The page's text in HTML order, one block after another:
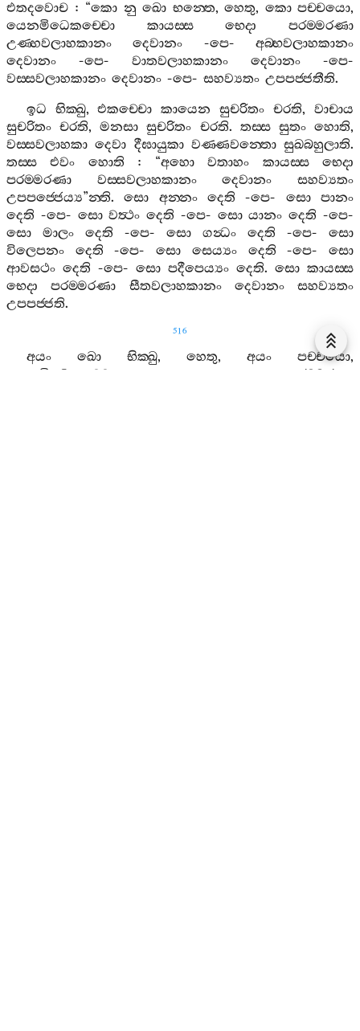
එතදවොච : “කො නු ඛො භන‍්තෙ, හෙතු, කො පච‍්චයො,
යෙනමිධෙකච‍්චො
කායස‍්ස භෙදා
පරම‍්මරණා
උණ‍්හවලාහකානං
දෙවානං -පෙ-අබ‍්භවලාහකානං
දෙවානං -පෙ- වාතවලාහකානං දෙවානං -පෙ-
වස‍්සවලාහකානං දෙවානං -පෙ- සහව්‍යතං උපපජ‍්ජතීති.
ඉධ
භික‍්ඛු,එකච‍්චො කායෙන සුචරිතං චරති,වාචාය
සුචරිතං චරති,මනසා සුචරිතං චරති. තස‍්ස සුතං හොති,
වස‍්සවලාහකා දෙවා දීඝායුකා වණ‍්ණවන‍්තො සුඛබහුලාති.
තස‍්ස
එවං හොති : “අහො වතාහං කායස‍්ස
භෙදා
පරම‍්මරණා
වස‍්සවලාහකානං දෙවානං
සහව්‍යතං
උපපජ‍්ජෙය්‍ය”න‍්ති.සො අන‍්නං දෙති -පෙ- සො
පානං
දෙති -පෙ- සො වත්‍ථං දෙති -පෙ- සො යානං දෙති -පෙ-
සො
මාලං දෙති -පෙ- සො ගන්‍ධං දෙති -පෙ- සො
විලෙපනං
දෙති -පෙ-සො සෙය්‍යං දෙති -පෙ-සො
ආවසථං දෙති -පෙ- සො පදීපෙය්‍යං දෙති. සො කායස‍්ස
භෙදා
පරම‍්මරණා සීතවලාහකානං දෙවානං
සහව්‍යතං
උපපජ‍්ජති.
516
අයං ඛො භික‍්ඛු, හෙතු, අයං පච‍්චයො,
යෙනමිධෙකච‍්චො
පරම‍්මරණා